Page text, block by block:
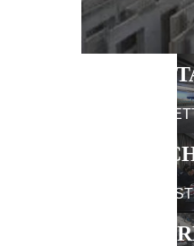
MARKENKERN-